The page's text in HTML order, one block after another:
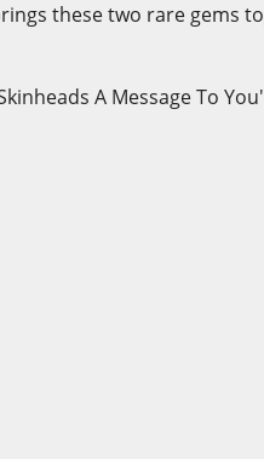
these two rare gems
A Message To